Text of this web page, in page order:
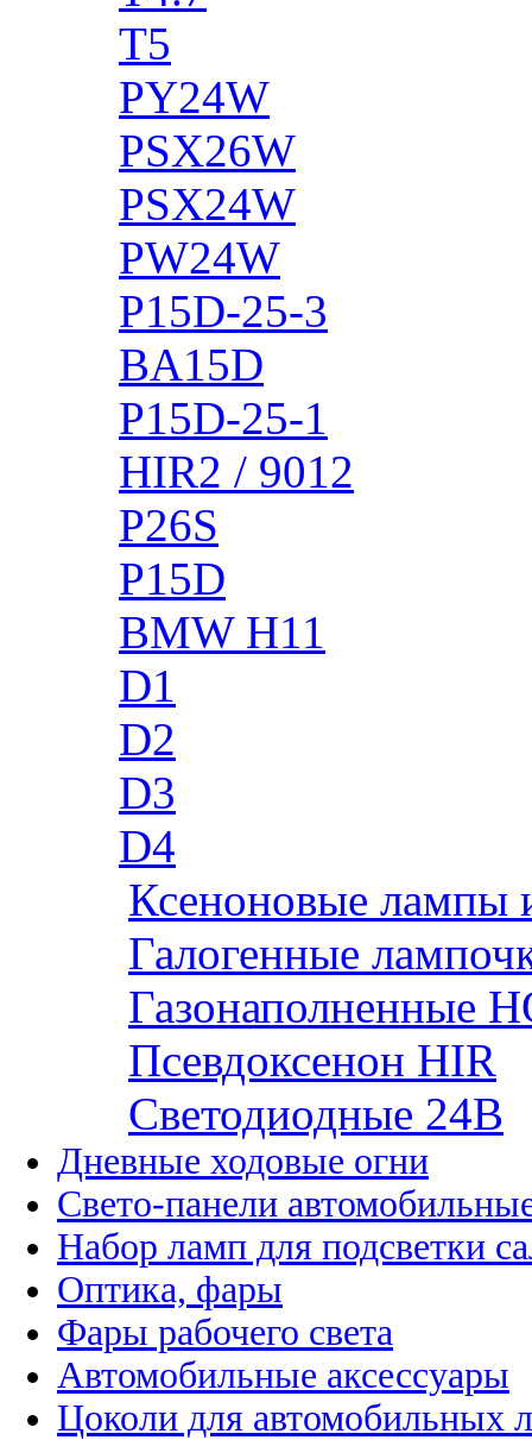
T5
PY24W
PSX26W
PSX24W
PW24W
P15D-25-3
BA15D
P15D-25-1
HIR2 / 9012
P26S
P15D
BMW H11
D1
D2
D3
D4
Ксеноновые лампы
Галогенные
Газонаполненные
Псевдоксенон HIR
Cветодиодные 24B
Дневные ходовые огни
Свето-панели
Набор ламп для подсветки
Оптика, фары
Фары рабочего света
Автомобильные аксессуары
Цоколи для автомобильных